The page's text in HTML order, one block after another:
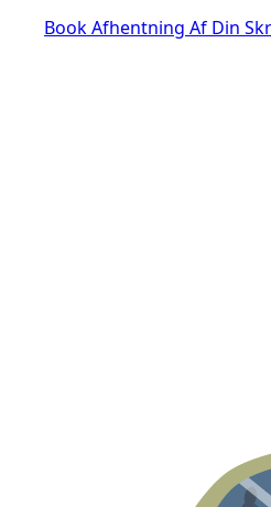
Book Afhentning Af Din